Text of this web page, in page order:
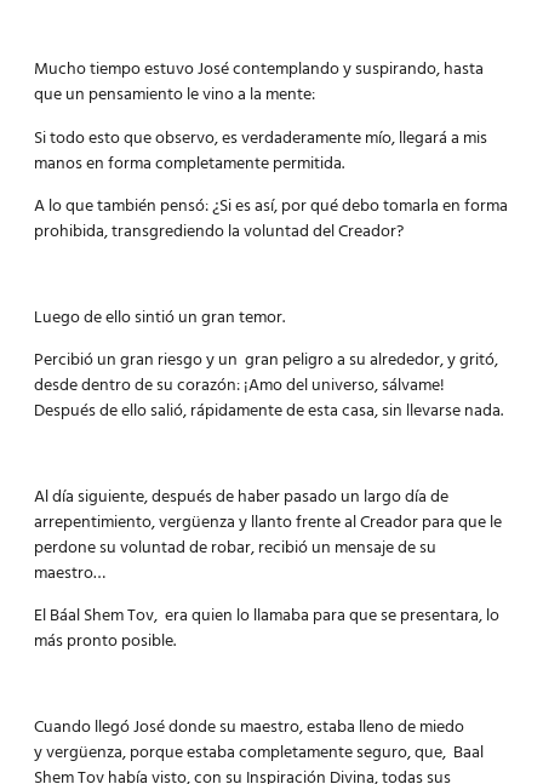
Mucho tiempo estuvo José contemplando y suspirando, hasta
que un pensamiento le vino a la mente:
Si todo esto que observo, es verdaderamente mío, llegará a mis
manos en forma completamente permitida.
A lo que también pensó: ¿Si es así, por qué debo tomarla en forma
prohibida, transgrediendo la voluntad del Creador?
Luego de ello sintió un gran temor.
Percibió un gran riesgo y un gran peligro a su alrededor, y gritó,
desde dentro de su corazón: ¡Amo del universo, sálvame!
Después de ello salió, rápidamente de esta casa, sin llevarse nada.
Al día siguiente, después de haber pasado un largo día de
arrepentimiento, vergüenza y llanto frente al Creador para que le
perdone su voluntad de robar, recibió un mensaje de su
maestro…
El Báal Shem Tov, era quien lo llamaba para que se presentara, lo
más pronto posible.
Cuando llegó José donde su maestro, estaba lleno de miedo
y vergüenza, porque estaba completamente seguro, que, Baal